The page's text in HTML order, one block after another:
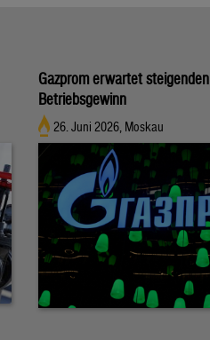
Gazprom erwartet steigenden
Betriebsgewinn
26. Juni 2026, Moskau